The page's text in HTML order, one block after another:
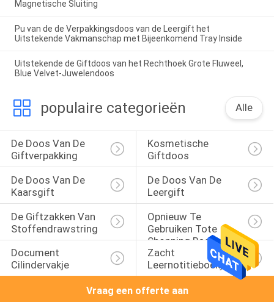
Magnetische Sluiting
Pu van de de Verpakkingsdoos van de Leergift het
Uitstekende Vakmanschap met Bijeenkomend Tray Inside
Uitstekende de Giftdoos van het Rechthoek Grote Fluweel,
Blue Velvet-Juwelendoos
populaire categorieën Alle
De Doos Van De
Giftverpakking
Kosmetische
Giftdoos
De Doos Van De
Kaarsgift
De Doos Van De
Leergift
De Giftzakken Van
Stoffendrawstring
Opnieuw Te
Gebruiken Tote
Shopping Bags
Document
Cilindervakje
Zacht
Leernotitieboekje
Vraag een offerte aan